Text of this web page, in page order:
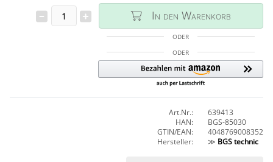
In den Warenkorb
ODER
ODER
Art.Nr.:
639413
HAN:
BGS-85030
GTIN/EAN:
4048769008352
Hersteller:
≫ BGS technic